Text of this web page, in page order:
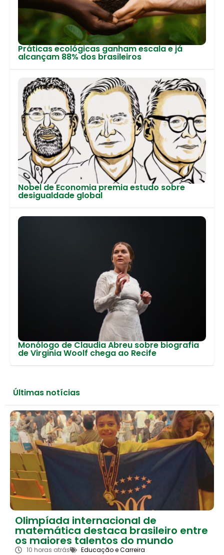
Práticas ecológicas ganham escala e já
alcançam 88% dos brasileiros
Nobel de Economia premia estudo sobre
desigualdade global
Monólogo de Claudia Abreu sobre biografia
de Virginia Woolf chega ao Recife
Últimas notícias
Olimpíada internacional de
matemática destaca brasileiro entre
os maiores talentos do mundo
10 horas atrás Educação e Carreira